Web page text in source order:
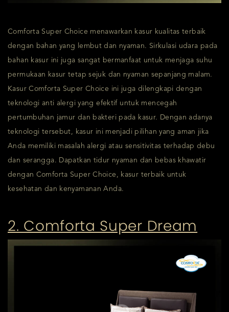
Comforta Super Choice menawarkan kasur kualitas terbaik
dengan bahan yang lembut dan nyaman. Sirkulasi udara pada
bahan kasur ini juga sangat bermanfaat untuk menjaga suhu
permukaan kasur tetap sejuk dan nyaman sepanjang malam.
Kasur Comforta Super Choice ini juga dilengkapi dengan
teknologi anti alergi yang efektif untuk mencegah
pertumbuhan jamur dan bakteri pada kasur. Dengan adanya
teknologi tersebut, kasur ini menjadi pilihan yang aman jika
Anda memiliki masalah alergi atau sensitivitas terhadap debu
dan serangga. Dapatkan tidur nyaman dan bebas khawatir
dengan Comforta Super Choice, kasur terbaik untuk
kesehatan dan kenyamanan Anda.
2. Comforta Super Dream